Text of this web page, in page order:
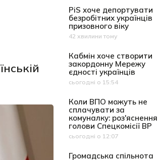
PiS хоче депортувати
безробітних українців
призовного віку
Дата публікації
42 хвилини тому
Кабмін хоче створити
закордонну Мережу
єдності українців
Дата публікації
сьогодні о 15:54
Коли ВПО можуть не
сплачувати за
комуналку: роз'яснення
голови Спецкомісії ВР
Дата публікації
сьогодні о 12:07
Громадська спільнота